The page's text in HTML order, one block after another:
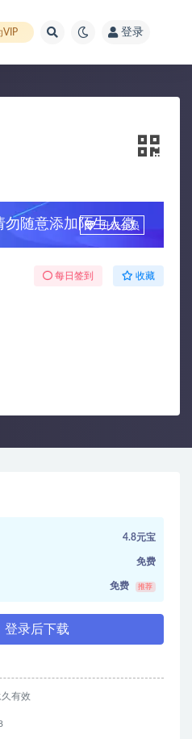
VIP 登录
勿随意添加陌生人微
升级会员
每日签到 收藏
4.8元宝
免费
免费 推荐
登录后下载
久有效